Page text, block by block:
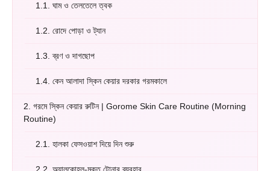
1.1. ঘাম ও তেলতেলে ত্বক
1.2. রোদে পোড়া ও ট্যান
1.3. ব্রণ ও দাগছোপ
1.4. কেন আলাদা স্কিন কেয়ার দরকার গরমকালে
2. গরমে স্কিন কেয়ার রুটিন | Gorome Skin Care Routine (Morning
Routine)
2.1. হালকা ফেসওয়াশ দিয়ে দিন শুরু